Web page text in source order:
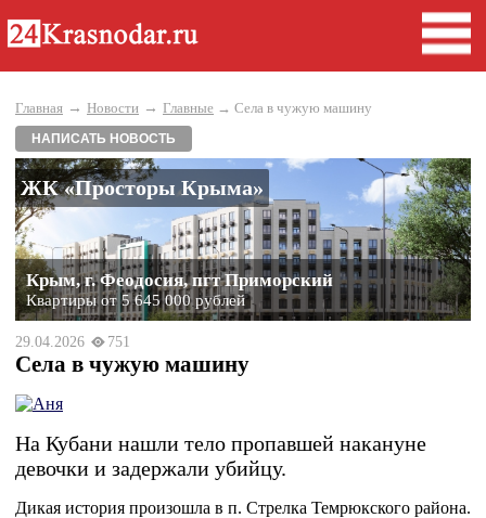
Главная → Новости → Главные → Села в чужую машину
НАПИСАТЬ НОВОСТЬ
ЖК «Просторы Крыма»
Крым, г. Феодосия, пгт Приморский
Квартиры от 5 645 000 рублей
29.04.2026 751
Села в чужую машину
На Кубани нашли тело пропавшей накануне
девочки и задержали убийцу.
Дикая история произошла в п. Стрелка Темрюкского района.